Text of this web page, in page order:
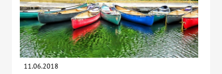
11.06.2018